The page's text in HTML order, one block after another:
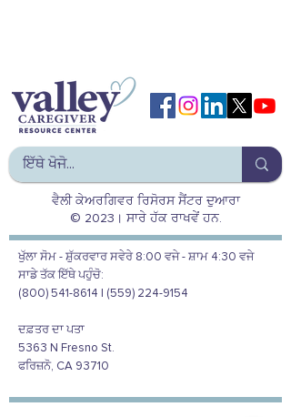
ਵੈਲੀ ਕੇਅਰਗਿਵਰ ਰਿਸੋਰਸ ਸੈਂਟਰ ਦੁਆਰਾ
© 2023। ਸਾਰੇ ਹੱਕ ਰਾਖਵੇਂ ਹਨ.
ਖੁੱਲਾ ਸੋਮ - ਸ਼ੁੱਕਰਵਾਰ ਸਵੇਰੇ 8:00 ਵਜੇ - ਸ਼ਾਮ 4:30 ਵਜੇ
ਸਾਡੇ ਤੱਕ ਇੱਥੇ ਪਹੁੰਚੋ:
(800) 541-8614 | (559) 224-9154
ਦਫ਼ਤਰ ਦਾ ਪਤਾ
5363 N Fresno St.
ਫਰਿਜ਼ਨੋ, CA 93710